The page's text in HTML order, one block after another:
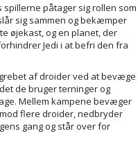
påtager sig rollen som
sig sammen og bekæmper
øjekast, og en planet, der
Jedi i at befri den fra
af droider ved at bevæge
de bruger terninger og
Mellem kampene bevæger
flere droider, nedbryder
gang og står over for